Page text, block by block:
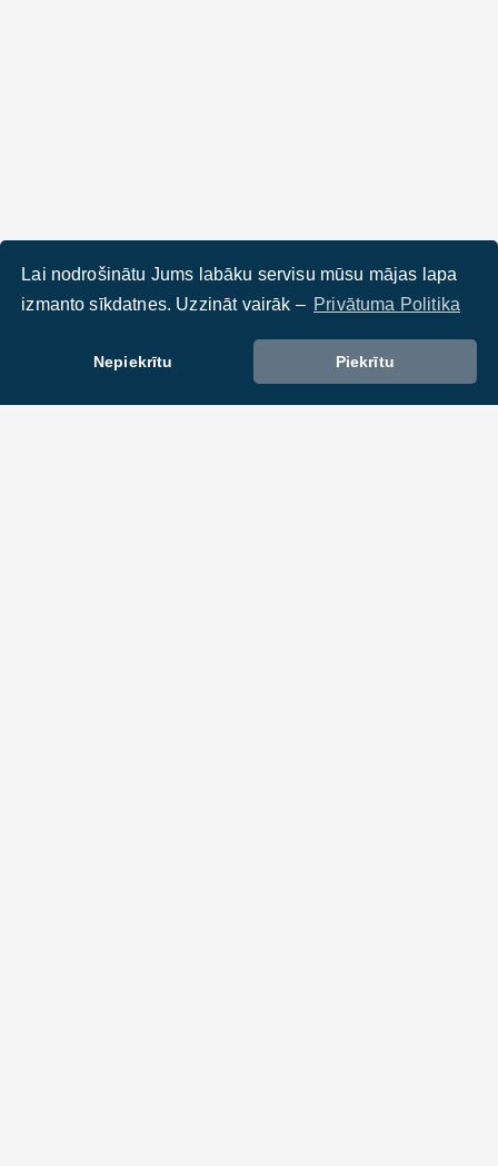
Lai nodrošinātu Jums labāku servisu mūsu mājas lapa
izmanto sīkdatnes. Uzzināt vairāk – Privātuma Politika
Nepiekrītu Piekrītu